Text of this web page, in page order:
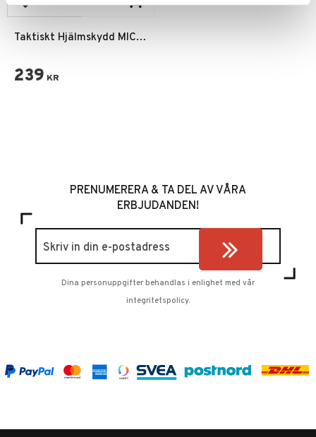
Add to favorites
Taktiskt Hjälmskydd MICH
239 KR
PRENUMERERA & TA DEL AV VÅRA
ERBJUDANDEN!
Dina personuppgifter behandlas i enlighet med vår
integritetspolicy.